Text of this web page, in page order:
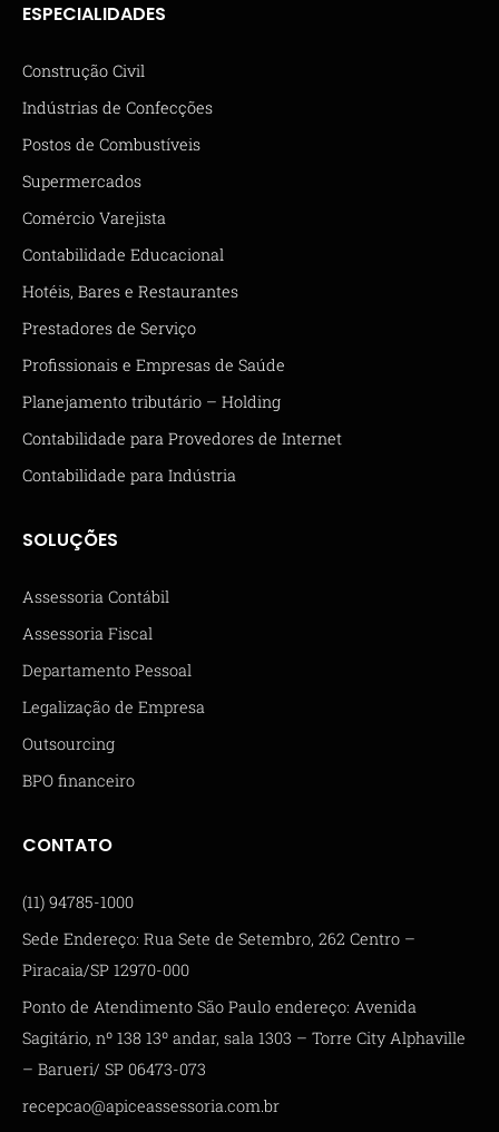
ESPECIALIDADES
Construção Civil
Indústrias de Confecções
Postos de Combustíveis
Supermercados
Comércio Varejista
Contabilidade Educacional
Hotéis, Bares e Restaurantes
Prestadores de Serviço
Profissionais e Empresas de Saúde
Planejamento tributário – Holding
Contabilidade para Provedores de Internet
Contabilidade para Indústria
SOLUÇÕES
Assessoria Contábil
Assessoria Fiscal
Departamento Pessoal
Legalização de Empresa
Outsourcing
BPO financeiro
CONTATO
(11) 94785-1000
Sede Endereço: Rua Sete de Setembro, 262 Centro –
Piracaia/SP 12970-000
Ponto de Atendimento São Paulo endereço: Avenida
Sagitário, nº 138 13º andar, sala 1303 – Torre City Alphaville
– Barueri/ SP 06473-073
recepcao@apiceassessoria.com.br